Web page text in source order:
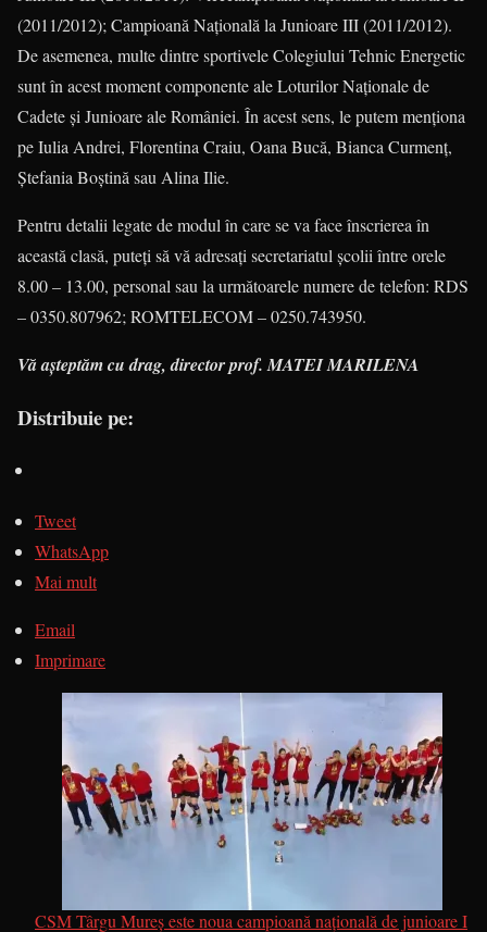
(2011/2012); Campioană Națională la Junioare III (2011/2012).
De asemenea, multe dintre sportivele Colegiului Tehnic Energetic
sunt în acest moment componente ale Loturilor Naționale de
Cadete și Junioare ale României. În acest sens, le putem menționa
pe Iulia Andrei, Florentina Craiu, Oana Bucă, Bianca Curmenț,
Ștefania Boștină sau Alina Ilie.
Pentru detalii legate de modul în care se va face înscrierea în
această clasă, puteți să vă adresați secre­tariatul școlii între orele
8.00 – 13.00, personal sau la următoarele numere de telefon: RDS
– 0350.807962; ROMTELECOM – 0250.743950.
Vă aşteptăm cu drag, director prof. MATEI MARILENA
Distribuie pe:
Tweet
WhatsApp
Mai mult
Email
Imprimare
CSM Târgu Mureș este noua campioană națională de junioare I